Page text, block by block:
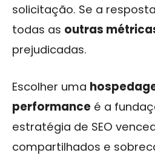
solicitação. Se a
todas as outras
prejudicadas.
Escolher uma
performance é a
estratégia de SEO
compartilhados e